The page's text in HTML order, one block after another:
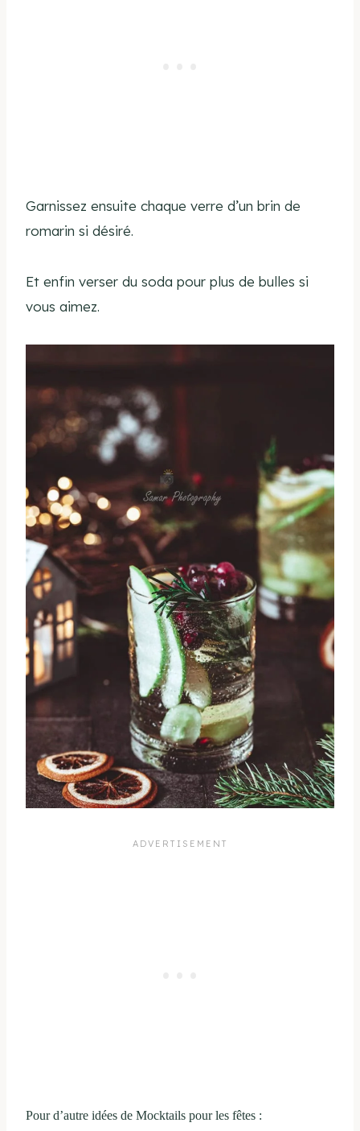
Garnissez ensuite chaque verre d’un brin de
romarin si désiré.
Et enfin verser du soda pour plus de bulles si
vous aimez.
Pour d’autre idées de Mocktails pour les fêtes :